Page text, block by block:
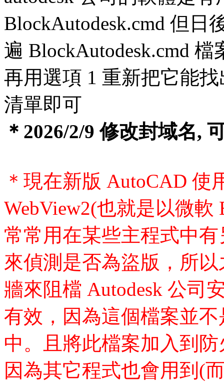
BlockAutodesk.cmd 但日
遍 BlockAutodesk.cmd
再用選項 1 重新把它能
清單即可
＊2026/2/9 修改封域名,
＊現在新版 AutoCAD 使
WebView2(也就是以微
常常用在某些主程式中
來偵測是否為盜版，所
牆來阻檔 Autodesk 公司
有效，因為這個檔案並
中。且將此檔案加入到
因為其它程式也會用到(